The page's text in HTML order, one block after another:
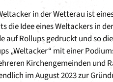
in der Wetterau ist
die Idee eines Weltackers in
auf Rollups gedruckt und so
„Weltacker“ mit einer
Kirchengemeinden und
im August 2023 zur